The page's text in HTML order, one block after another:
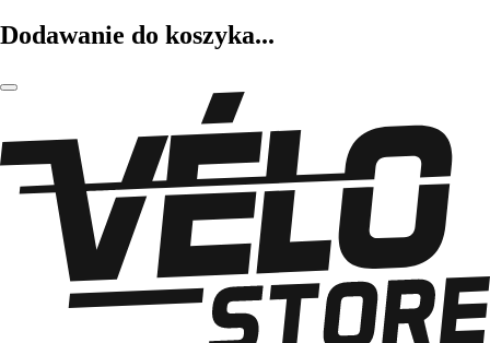
Dodawanie do koszyka...